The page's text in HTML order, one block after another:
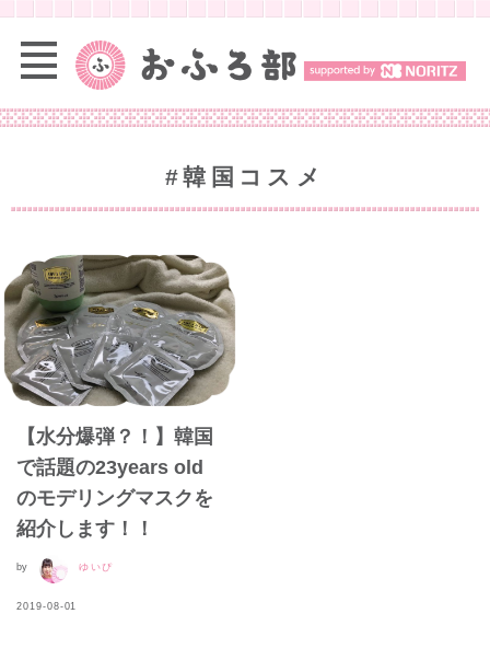
#韓国コスメ
【水分爆弾？！】韓国
で話題の23years old
のモデリングマスクを
紹介します！！
by ゆいぴ
2019-08-01